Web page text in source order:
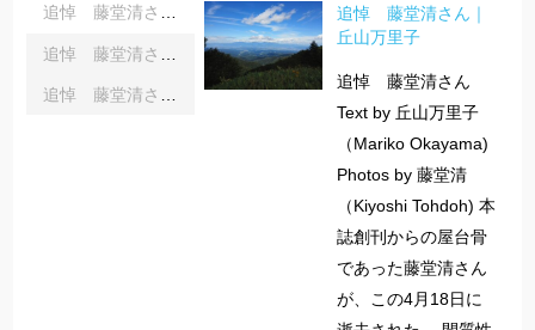
追悼 藤堂清さん｜丘山万里子
追悼 藤堂清さん｜
丘山万里子
追悼 藤堂清さん
Text by 丘山万里子
（Mariko Okayama)
Photos by 藤堂清
（Kiyoshi Tohdoh) 本
誌創刊からの屋台骨
であった藤堂清さん
が、この4月18日に